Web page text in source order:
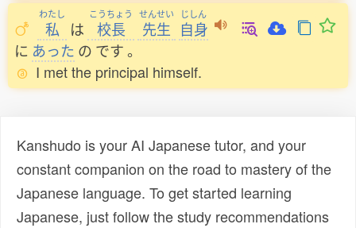
わたし
私 は
こうちょう
校長
せんせい
先生
じしん
自身
に あった の です。
I met the principal himself.
Kanshudo is your AI Japanese tutor, and your
constant companion on the road to mastery of the
Japanese language. To get started learning
Japanese, just follow the study recommendations